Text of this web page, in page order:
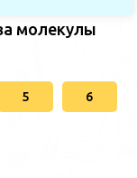
молекулы
5 6